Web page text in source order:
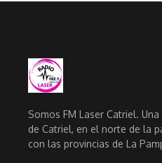
Somos FM Laser Catriel.
de Catriel, en el norte de la
con las provincias de La